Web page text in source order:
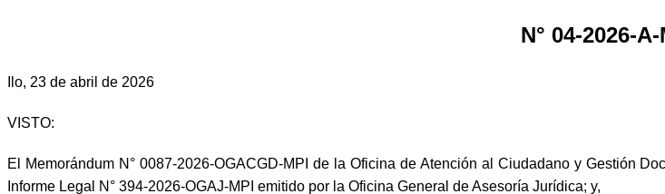
N° 04-2026-A-
Ilo, 23 de abril de 2026
VISTO:
El Memorándum N° 0087-2026-OGACGD-MPI de la Oficina de Atención al Ciudadano y Gestión
Informe Legal N° 394-2026-OGAJ-MPI emitido por la Oficina General de Asesoría Jurídica; y,